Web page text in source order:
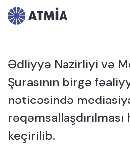
Ədliyyə Nazirliyi və
Şurasının birgə
nəticəsində
rəqəmsallaşdırılması
keçirilib.